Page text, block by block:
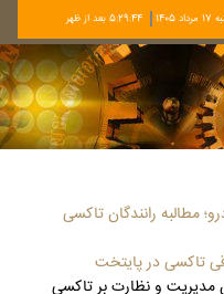
1405 5:29:45 بعد از ظهر
مطالبه رانندگان تاکسی
تاکسی در پایتخت
مدیریت و نظارت بر تاکسی